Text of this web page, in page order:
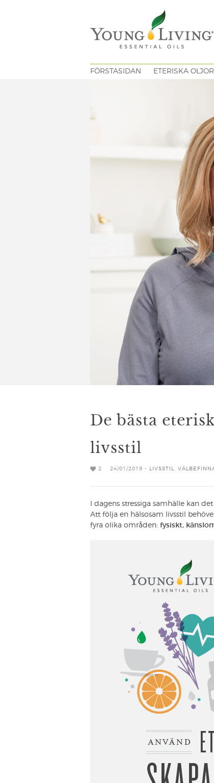
FÖRSTASIDAN ETERISKA OLJOR
De bästa
livsstil
2 24/01/2019 - LIVSSTIL
I dagens stressiga samhälle kan
Att följa en hälsosam livsstil
fyra olika områden: fysiskt,